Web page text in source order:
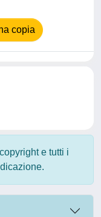
copia
e tutti i